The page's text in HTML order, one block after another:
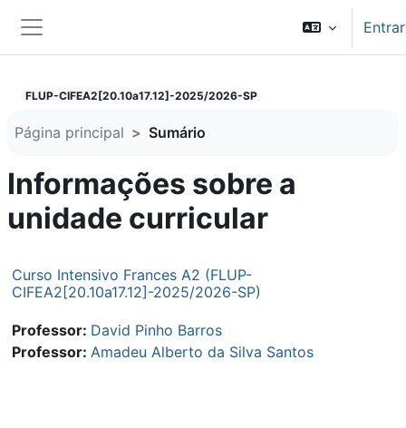
Painel lateral
Entrar
FLUP-CIFEA2[20.10a17.12]-2025/2026-SP
Página principal Sumário
Informações sobre a
unidade curricular
Curso Intensivo Frances A2 (FLUP-
CIFEA2[20.10a17.12]-2025/2026-SP)
Professor: David Pinho Barros
Professor: Amadeu Alberto da Silva Santos